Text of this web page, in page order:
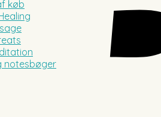
køb
notesbøger